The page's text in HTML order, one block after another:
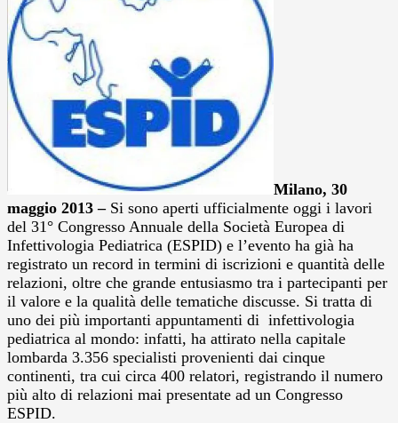
Milano, 30
maggio 2013 –Si sono aperti ufficialmente oggi i lavori
del 31° Congresso Annuale della Società Europea di
Infettivologia Pediatrica (ESPID) e l’evento ha già ha
registrato un record in termini di iscrizioni e quantità delle
relazioni, oltre che grande entusiasmo tra i partecipanti per
il valore e la qualità delle tematiche discusse. Si tratta di
uno dei più importanti appuntamenti di infettivologia
pediatrica al mondo: infatti, ha attirato nella capitale
lombarda 3.356 specialisti provenienti dai cinque
continenti, tra cui circa 400 relatori, registrando il numero
più alto di relazioni mai presentate ad un Congresso
ESPID.